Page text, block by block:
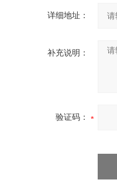
详细地址：
补充说明：
验证码：